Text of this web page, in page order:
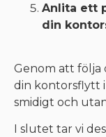
Anlita ett
din
Genom att följa
din kontorsflytt
smidigt och
I slutet tar vi